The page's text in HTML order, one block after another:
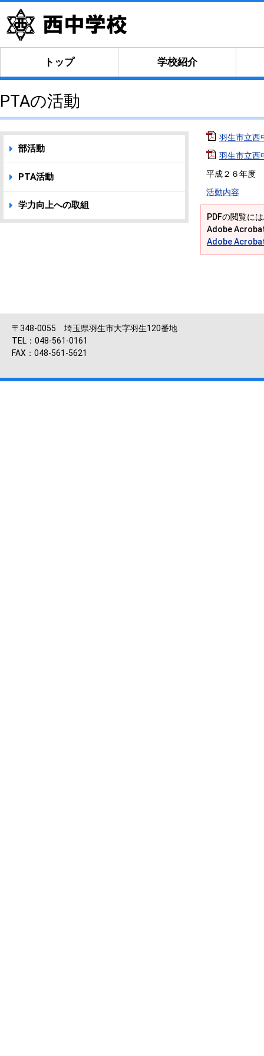
トップ 学校紹介
PTAの活動
羽生市立西
羽生市立西
平成２６年度
活動内容
PDFの閲覧に
Adobe
Adobe
部活動
PTA活動
学力向上への取組
〒348-0055 埼玉県羽生市大字羽生120番地
TEL：048-561-0161
FAX：048-561-5621